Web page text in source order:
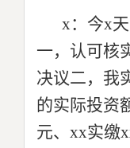
x：今x
一，认可核
决议二，我
的实际投资
元、xx实缴